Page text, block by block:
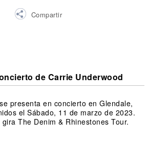
Compartir
de Carrie Underwood
presenta en concierto en Glendale,
el Sábado, 11 de marzo de 2023.
The Denim & Rhinestones Tour.